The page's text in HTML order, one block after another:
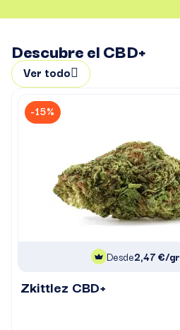
Descubre el CBD+
Ver todo
Desde2,47 €/gr
Zkittlez CBD+
-15%